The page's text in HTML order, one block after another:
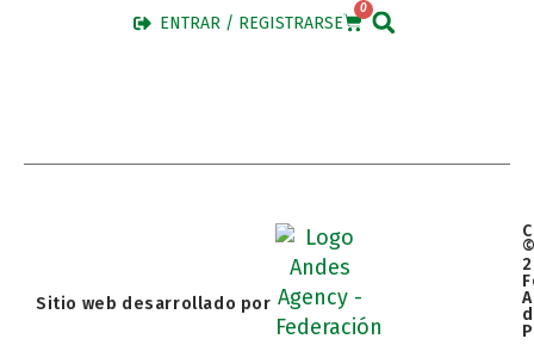
ENTRAR / REGISTRARSE
0
Sitio web desarrollado por